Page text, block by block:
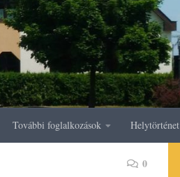
További foglalkozások Helytörténet
0